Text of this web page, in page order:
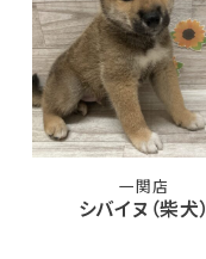
一関店
シバイヌ（柴犬）